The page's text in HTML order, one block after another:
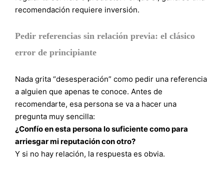
recomendación requiere inversión.
Pedir referencias sin relación previa: el clásico
error de principiante
Nada grita “desesperación” como pedir una referencia
a alguien que apenas te conoce. Antes de
recomendarte, esa persona se va a hacer una
pregunta muy sencilla:
¿Confío en esta persona lo suficiente como para
arriesgar mi reputación con otro?
Y si no hay relación, la respuesta es obvia.